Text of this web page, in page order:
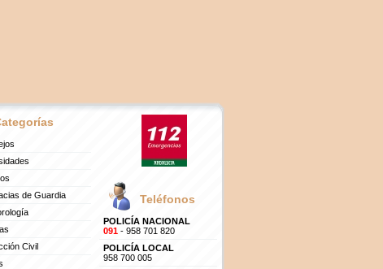
de Guardia
Civil
Teléfonos
POLICÍA NACIONAL
091- 958 701 820
POLICÍA LOCAL
958 700 005